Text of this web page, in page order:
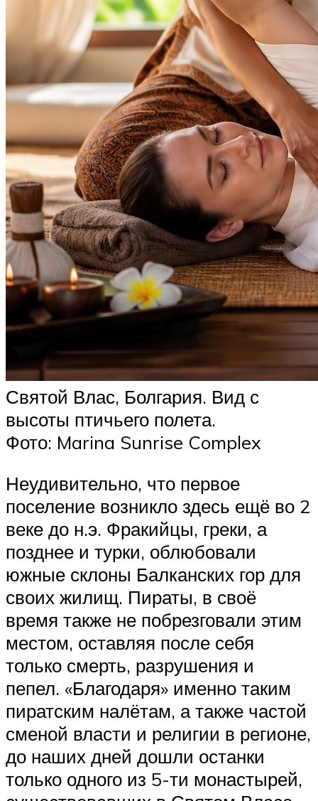
Святой Влас, Болгария. Вид с
высоты птичьего полета.
Фото: Marina Sunrise Complex
Неудивительно, что первое
поселение возникло здесь ещё во 2
веке до н.э. Фракийцы, греки, а
позднее и турки, облюбовали
южные склоны Балканских гор для
своих жилищ. Пираты, в своё
время также не побрезговали этим
местом, оставляя после себя
только смерть, разрушения и
пепел. «Благодаря» именно таким
пиратским налётам, а также частой
сменой власти и религии в регионе,
до наших дней дошли останки
только одного из 5-ти монастырей,